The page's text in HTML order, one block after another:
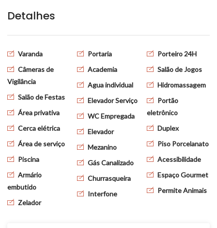
Detalhes
Varanda
Câmeras de
Vigilância
Salão de Festas
Área privativa
Cerca elétrica
Área de serviço
Piscina
Armário
embutido
Zelador
Portaria
Academia
Agua individual
Elevador Serviço
WC Empregada
Elevador
Mezanino
Gás Canalizado
Churrasqueira
Interfone
Porteiro 24H
Salão de Jogos
Hidromassagem
Portão
eletrônico
Duplex
Piso Porcelanato
Acessibilidade
Espaço Gourmet
Permite Animais